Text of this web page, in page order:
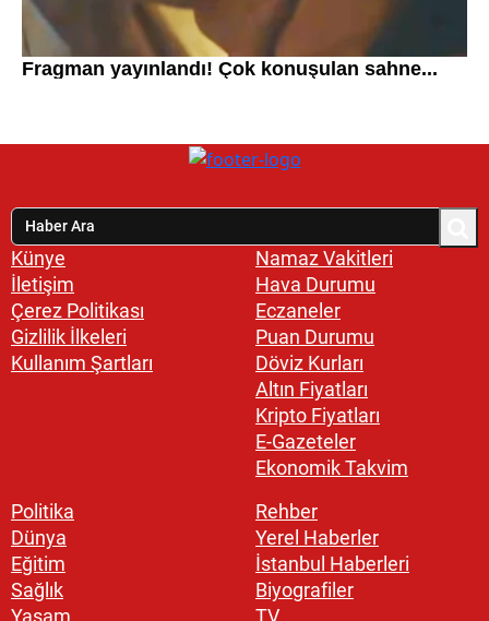
Künye
İletişim
Çerez Politikası
Gizlilik İlkeleri
Kullanım Şartları
Namaz Vakitleri
Hava Durumu
Eczaneler
Puan Durumu
Döviz Kurları
Altın Fiyatları
Kripto Fiyatları
E-Gazeteler
Ekonomik Takvim
Politika
Dünya
Eğitim
Sağlık
Yaşam
Rehber
Yerel Haberler
İstanbul Haberleri
Biyografiler
TV